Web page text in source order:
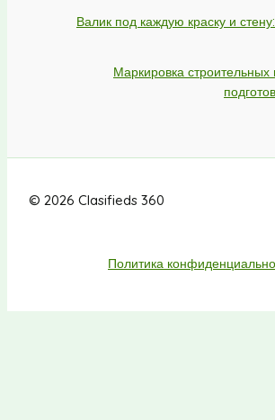
Валик под каждую краску и
Маркировка строительных
© 2026 Clasifieds 360
Политика